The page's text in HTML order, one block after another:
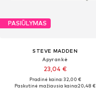
PASIŪLYMAS
STEVE MADDEN
Apyrankė
23,04 €
Pradinė kaina: 32,00 €
Paskutinė mažiausia kaina:20,48 €